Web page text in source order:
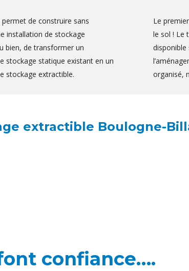
de construire sans
installation de stockage
bien, de transformer un
stockage statique existant en un
stockage extractible.
Le
le sol ! Le
disponible
organisé,
extractible Boulogne-
confiance….